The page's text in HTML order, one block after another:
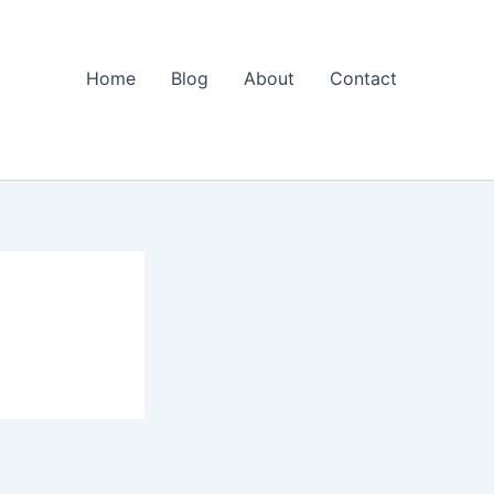
Home Blog About Contact